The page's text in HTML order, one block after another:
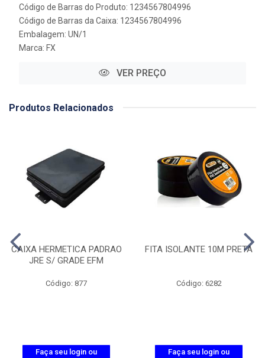
Código de Barras do Produto: 1234567804996
Código de Barras da Caixa: 1234567804996
Embalagem: UN/1
Marca: FX
VER PREÇO
Produtos Relacionados
CAIXA HERMETICA PADRAO
JRE S/ GRADE EFM
Código: 877
Faça seu login ou
FITA ISOLANTE 10M PRETA
Código: 6282
Faça seu login ou